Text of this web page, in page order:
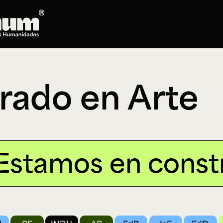
Maestría en Artes Plásticas, Electrónicas y
del Tiempo
Maestría en Humanidades Digitales
Maestría en Literatura
Maestría en Música
en Arte
construcción.